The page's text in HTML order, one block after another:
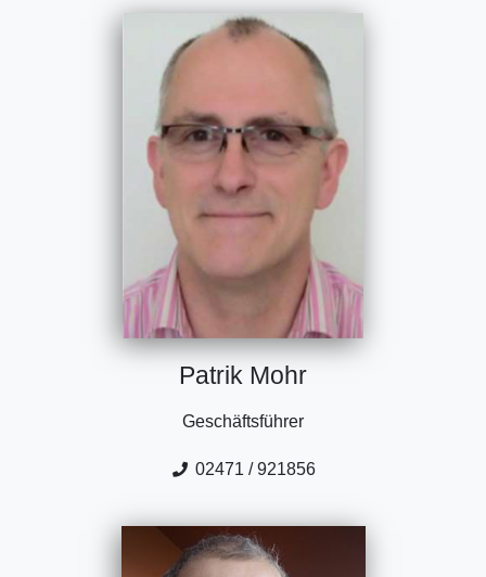
Patrik Mohr
Geschäftsführer
02471 / 921856